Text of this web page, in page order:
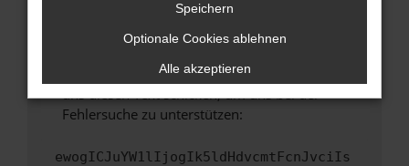
Wende dich an den Webseitenbetreiber.
Wenn du alle oben genannten Schritte versucht
versuchen, das Problem zu beheben. Du kannst
uns diesen Text schicken, um uns bei der
Fehlersuche zu unterstützen:
ewogICJuYW1lIjogIk5ldHdvcmtFcnJvciIs
Speichern
Optionale Cookies ablehnen
Alle akzeptieren